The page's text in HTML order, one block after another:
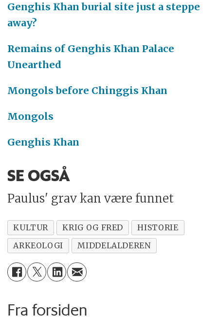
Genghis Khan burial site just a steppe
away?
Remains of Genghis Khan Palace
Unearthed
Mongols before Chinggis Khan
Mongols
Genghis Khan
SE OGSÅ
Paulus' grav kan være funnet
KULTUR KRIG OG FRED
HISTORIE
ARKEOLOGI
MIDDELALDEREN
Fra forsiden